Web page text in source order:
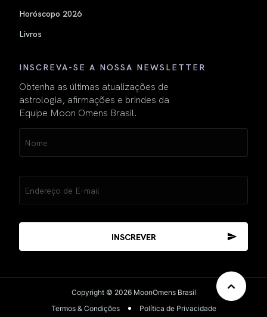
Horóscopo 2026
Livros
INSCREVA-SE A NOSSA NEWSLETTER
Obtenha as últimas atualizações de
astrologia, afirmações e brindes da
Equipe Moon Omens Brasil.
(obrigatório)
(obrigatório)
Copyright © 2026 MoonOmens Brasil
Termos & Condições
Política de Privacidade